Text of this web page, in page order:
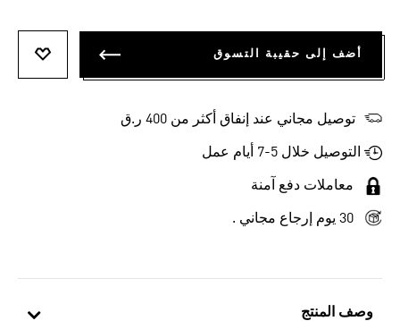
وصف المنتج
أضف إلى حقيبة التسوق
توصيل مجاني عند إنفاق أكثر من 400 ر.ق
التوصيل خلال 5-7 أيام عمل
معاملات دفع آمنة